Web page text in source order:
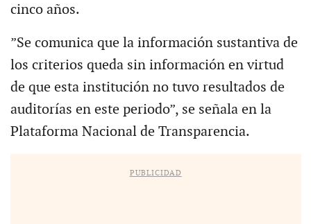
cinco años.
”Se comunica que la información sustantiva de
los criterios queda sin información en virtud
de que esta institución no tuvo resultados de
auditorías en este periodo”, se señala en la
Plataforma Nacional de Transparencia.
PUBLICIDAD